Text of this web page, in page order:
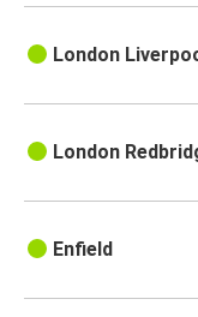
London
London
Enfield